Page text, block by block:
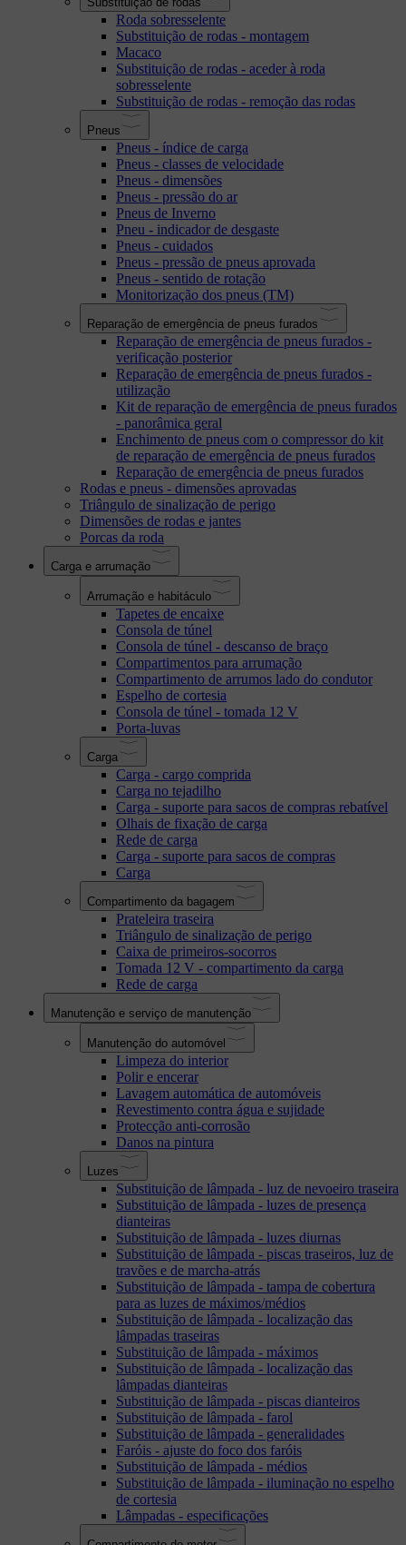
Roda sobresselente
Substituição de rodas - montagem
Macaco
Substituição de rodas - aceder à roda
sobresselente
Substituição de rodas - remoção das rodas
Pneus
Pneus - índice de carga
Pneus - classes de velocidade
Pneus - dimensões
Pneus - pressão do ar
Pneus de Inverno
Pneu - indicador de desgaste
Pneus - cuidados
Pneus - pressão de pneus aprovada
Pneus - sentido de rotação
Monitorização dos pneus (TM)
Reparação de emergência de pneus furados
Reparação de emergência de pneus furados -
verificação posterior
Reparação de emergência de pneus furados -
utilização
Kit de reparação de emergência de pneus furados
- panorâmica geral
Enchimento de pneus com o compressor do kit
de reparação de emergência de pneus furados
Reparação de emergência de pneus furados
Rodas e pneus - dimensões aprovadas
Triângulo de sinalização de perigo
Dimensões de rodas e jantes
Porcas da roda
Carga e arrumação
Arrumação e habitáculo
Tapetes de encaixe
Consola de túnel
Consola de túnel - descanso de braço
Compartimentos para arrumação
Compartimento de arrumos lado do condutor
Espelho de cortesia
Consola de túnel - tomada 12 V
Porta-luvas
Carga
Carga - cargo comprida
Carga no tejadilho
Carga - suporte para sacos de compras rebatível
Olhais de fixação de carga
Rede de carga
Carga - suporte para sacos de compras
Carga
Compartimento da bagagem
Prateleira traseira
Triângulo de sinalização de perigo
Caixa de primeiros-socorros
Tomada 12 V - compartimento da carga
Rede de carga
Manutenção e serviço de manutenção
Manutenção do automóvel
Limpeza do interior
Polir e encerar
Lavagem automática de automóveis
Revestimento contra água e sujidade
Protecção anti-corrosão
Danos na pintura
Luzes
Substituição de lâmpada - luz de nevoeiro traseira
Substituição de lâmpada - luzes de presença
dianteiras
Substituição de lâmpada - luzes diurnas
Substituição de lâmpada - piscas traseiros, luz de
travões e de marcha-atrás
Substituição de lâmpada - tampa de cobertura
para as luzes de máximos/médios
Substituição de lâmpada - localização das
lâmpadas traseiras
Substituição de lâmpada - máximos
Substituição de lâmpada - localização das
lâmpadas dianteiras
Substituição de lâmpada - piscas dianteiros
Substituição de lâmpada - farol
Substituição de lâmpada - generalidades
Faróis - ajuste do foco dos faróis
Substituição de lâmpada - médios
Substituição de lâmpada - iluminação no espelho
de cortesia
Lâmpadas - especificações